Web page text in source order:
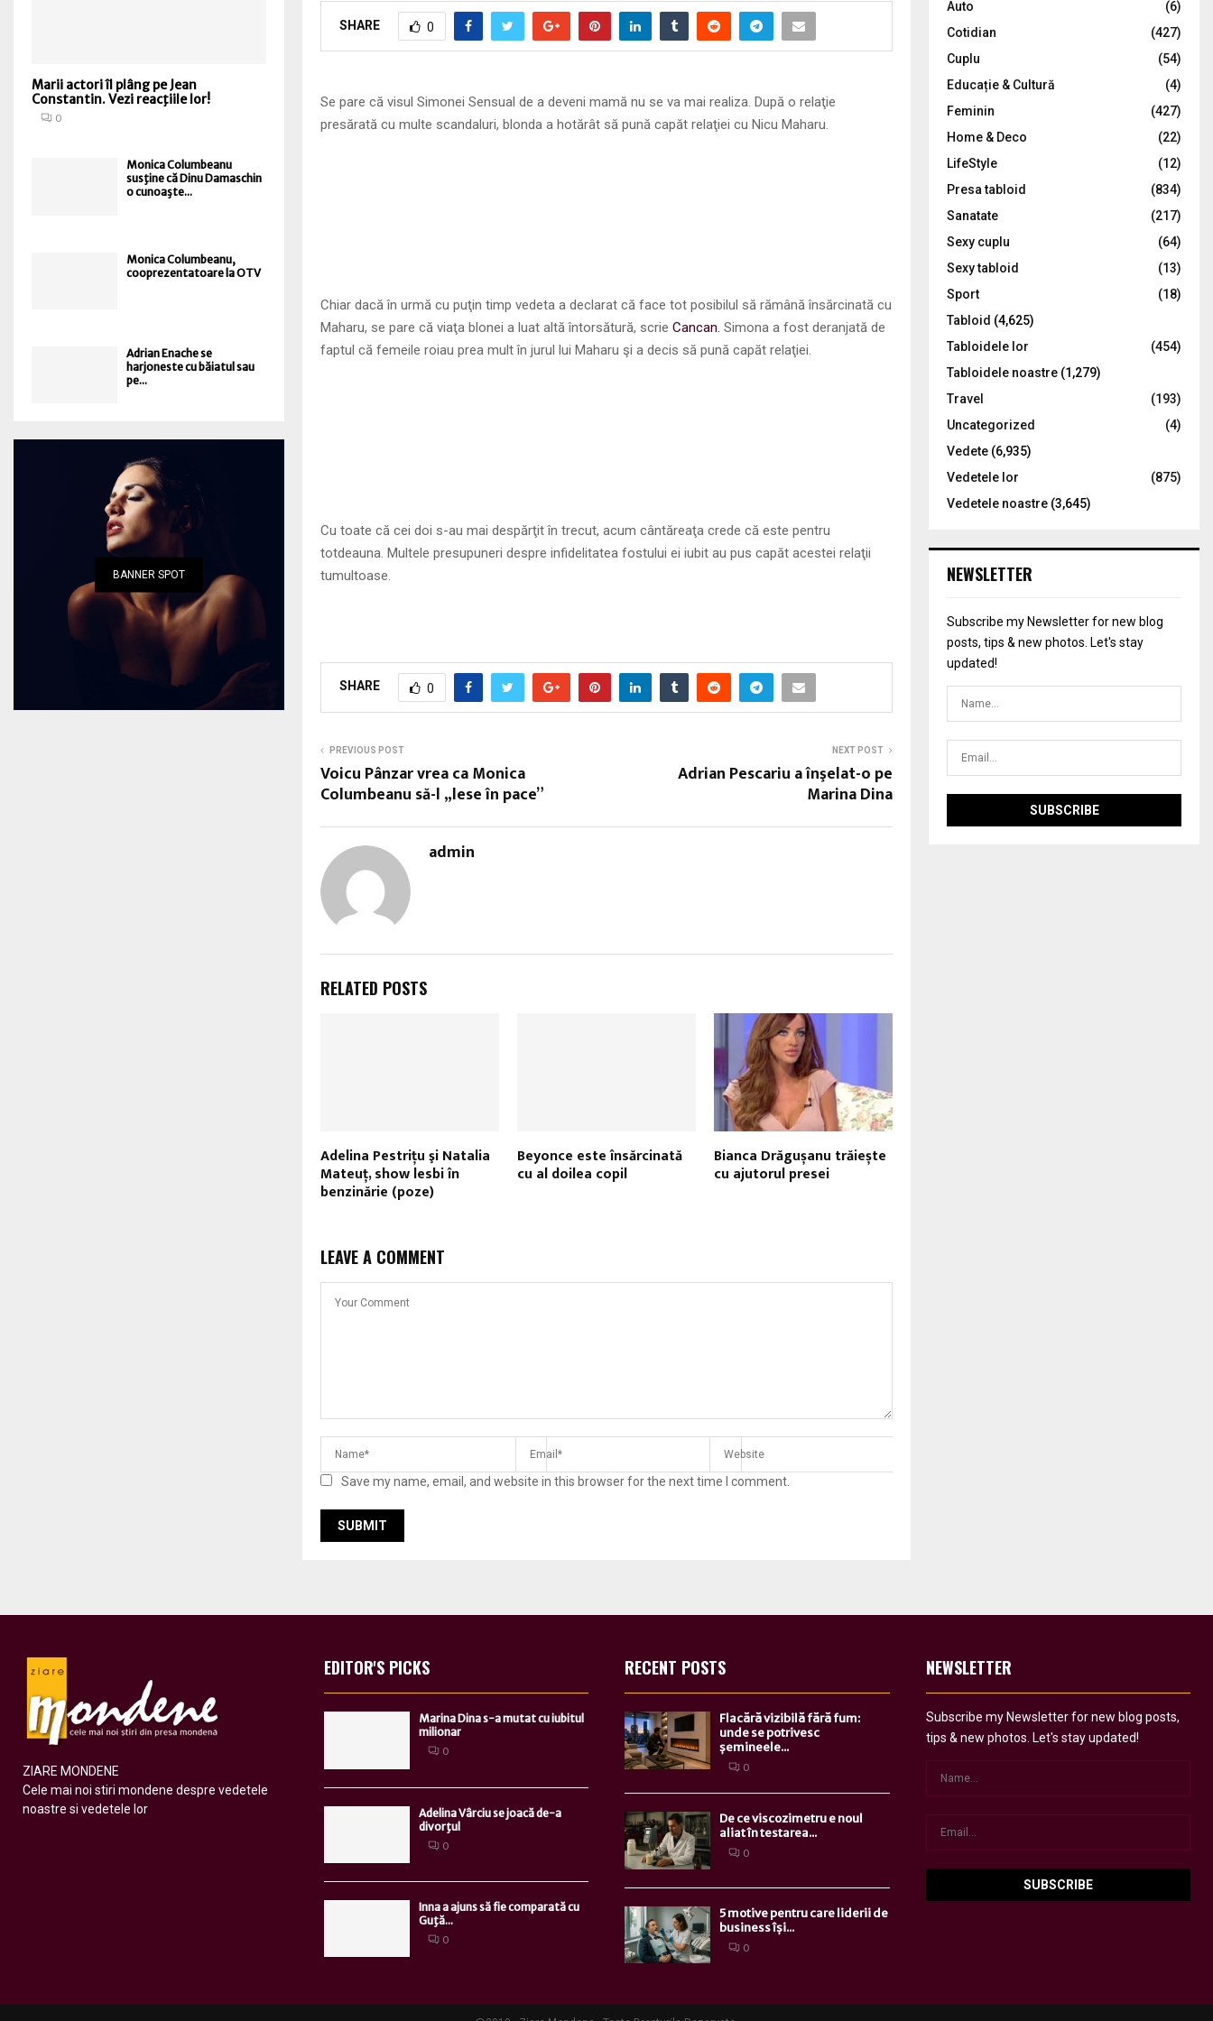
SHARE 0
Se pare că visul Simonei Sensual de a deveni mamă nu se va mai realiza. După o relaţie
presărată cu multe scandaluri, blonda a hotărât să pună capăt relaţiei cu Nicu Maharu.
Chiar dacă în urmă cu puţin timp vedeta a declarat că face tot posibilul să rămână însărcinată cu
Maharu, se pare că viaţa blonei a luat altă întorsătură, scrie Cancan. Simona a fost deranjată de
faptul că femeile roiau prea mult în jurul lui Maharu şi a decis să pună capăt relaţiei.
Cu toate că cei doi s-au mai despărţit în trecut, acum cântăreaţa crede că este pentru
totdeauna. Multele presupuneri despre infidelitatea fostului ei iubit au pus capăt acestei relaţii
tumultoase.
SHARE 0
PREVIOUS POST
Voicu Pânzar vrea ca Monica
Columbeanu să-l „lese în pace”
NEXT POST
Adrian Pescariu a înşelat-o pe
Marina Dina
admin
RELATED POSTS
Adelina Pestriţu şi Natalia
Mateuţ, show lesbi în
benzinărie (poze)
Beyonce este însărcinată
cu al doilea copil
Bianca Drăgușanu trăiește
cu ajutorul presei
LEAVE A COMMENT
Save my name, email, and website in this browser for the next time I comment.
Marii actori îl plâng pe Jean
Constantin. Vezi reacţiile lor!
0
Monica Columbeanu
susţine că Dinu Damaschin
o cunoaşte...
Monica Columbeanu,
cooprezentatoare la OTV
Adrian Enache se
harjoneste cu băiatul sau
pe...
BANNER SPOT
:
C
Auto
(6)
Cotidian
(427)
Cuplu
(54)
Educație & Cultură
(4)
Feminin
(427)
Home & Deco
(22)
LifeStyle
(12)
Presa tabloid
(834)
Sanatate
(217)
Sexy cuplu
(64)
Sexy tabloid
(13)
Sport
(18)
Tabloid (4,625)
Tabloidele lor
(454)
Tabloidele noastre (1,279)
Travel
(193)
Uncategorized
(4)
Vedete (6,935)
Vedetele lor
(875)
Vedetele noastre (3,645)
NEWSLETTER
Subscribe my Newsletter for new blog
posts, tips & new photos. Let's stay
updated!
ZIARE MONDENE
Cele mai noi stiri mondene despre vedetele
noastre si vedetele lor
EDITOR'S PICKS
Marina Dina s-a mutat cu iubitul
milionar
0
Adelina Vârciu se joacă de-a
divorţul
0
Inna a ajuns să fie comparată cu
Guţă...
0
RECENT POSTS
Flacără vizibilă fără fum:
unde se potrivesc
șemineele...
0
De ce viscozimetru e noul
aliat în testarea...
0
5 motive pentru care liderii de
business își...
0
NEWSLETTER
Subscribe my Newsletter for new blog posts,
tips & new photos. Let's stay updated!